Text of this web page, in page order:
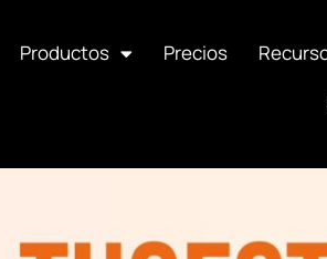
Productos Precios